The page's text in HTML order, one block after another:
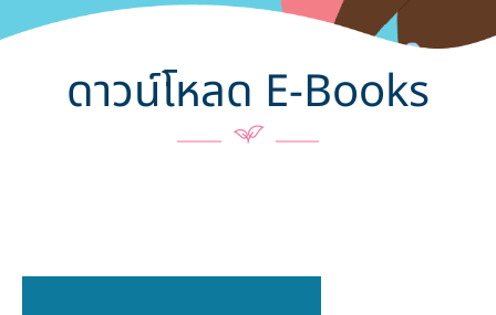
ดาวน์โหลด E-Books